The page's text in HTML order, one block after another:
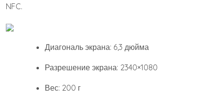
NFC.
Диагональ экрана: 6,3 дюйма
Разрешение экрана: 2340×1080
Вес: 200 г